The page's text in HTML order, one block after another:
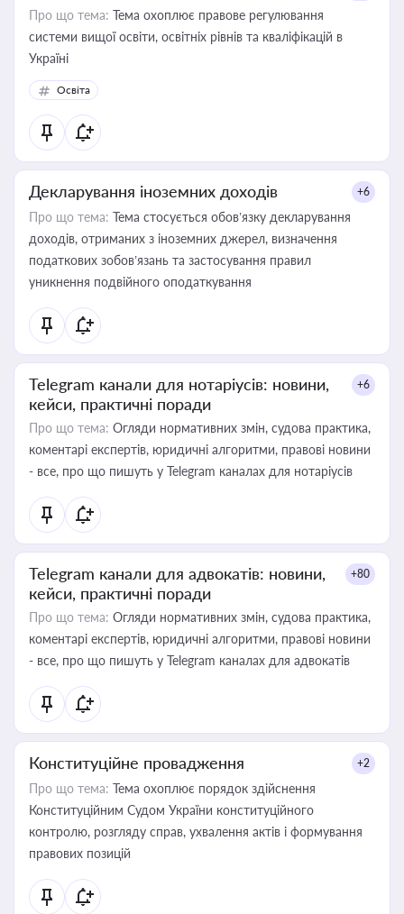
Про що тема: Тема охоплює правове регулювання
системи вищої освіти, освітніх рівнів та кваліфікацій в
Україні
Освіта
Декларування іноземних доходів +6
Про що тема: Тема стосується обов’язку декларування
доходів, отриманих з іноземних джерел, визначення
податкових зобов’язань та застосування правил
уникнення подвійного оподаткування
Telegram канали для нотаріусів: новини,
кейси, практичні поради
+6
Про що тема: Огляди нормативних змін, судова практика,
коментарі експертів, юридичні алгоритми, правові новини
- все, про що пишуть у Telegram каналах для нотаріусів
Telegram канали для адвокатів: новини,
кейси, практичні поради
+80
Про що тема: Огляди нормативних змін, судова практика,
коментарі експертів, юридичні алгоритми, правові новини
- все, про що пишуть у Telegram каналах для адвокатів
Конституційне провадження +2
Про що тема: Тема охоплює порядок здійснення
Конституційним Судом України конституційного
контролю, розгляду справ, ухвалення актів і формування
правових позицій